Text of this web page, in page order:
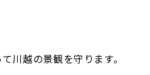
川越の景観を守ります。